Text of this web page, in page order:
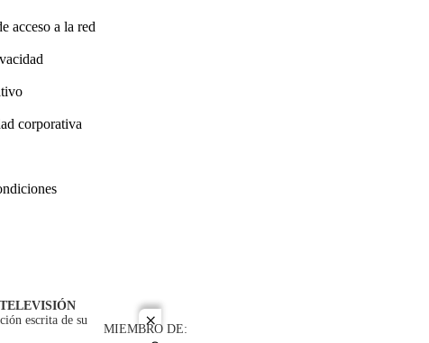
close
acceso a la red
corporativa
escrita de su
MIEMBRO DE: